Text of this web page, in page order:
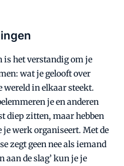
het verstandig om je
wat je gelooft over
wereld in elkaar steekt.
je en anderen
diep zitten, maar hebben
je werk organiseert. Met de
zegt geen nee als iemand
de slag’ kun je je